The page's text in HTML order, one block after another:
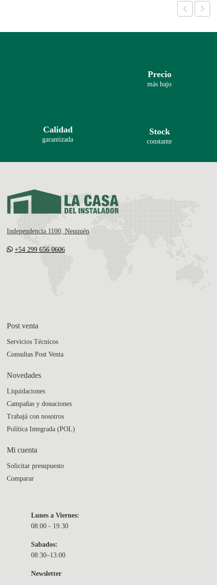
Precio
más bajo
Calidad
garantizada
Stock
constante
Independencia 1100, Neuquén
+54 299 656 0606
Post venta
Servicios Técnicos
Consultas Post Venta
Novedades
Liquidaciones
Campañas y donaciones
Trabajá con nosotros
Política Integrada (POL)
Mi cuenta
Solicitar presupuesto
Comparar
Lunes a Viernes:
08:00 - 19.30
Sabados:
08:30–13:00
Newsletter